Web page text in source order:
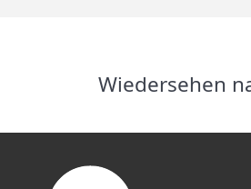
Wiedersehen